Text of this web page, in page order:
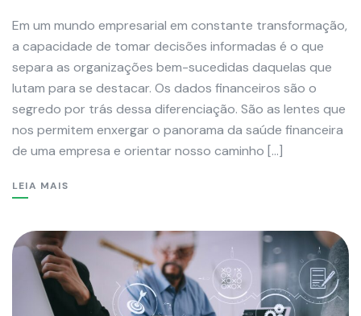
Em um mundo empresarial em constante transformação,
a capacidade de tomar decisões informadas é o que
separa as organizações bem-sucedidas daquelas que
lutam para se destacar. Os dados financeiros são o
segredo por trás dessa diferenciação. São as lentes que
nos permitem enxergar o panorama da saúde financeira
de uma empresa e orientar nosso caminho […]
LEIA MAIS